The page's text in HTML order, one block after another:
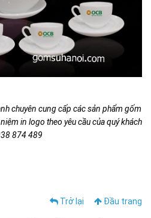
chuyên cung cấp các sản phẩm gốm
in logo theo yêu cầu của quý khách
874 489
Trở lại Đầu trang